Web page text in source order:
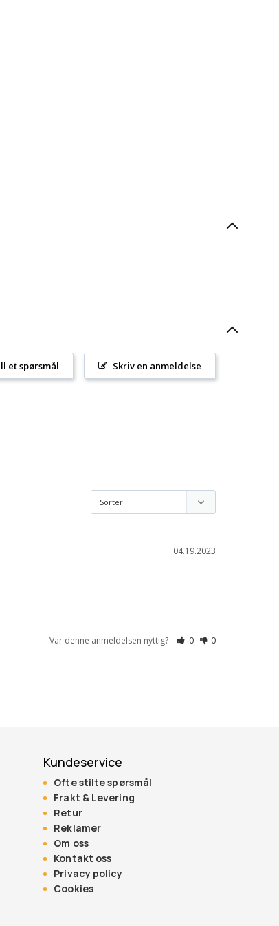
Skriv en anmeldelse
et spørsmål
04.19.2023
Var denne anmeldelsen nyttig? 0 0
Kundeservice
Ofte stilte spørsmål
Frakt & Levering
Retur
Reklamer
Om oss
Kontakt oss
Privacy policy
Cookies